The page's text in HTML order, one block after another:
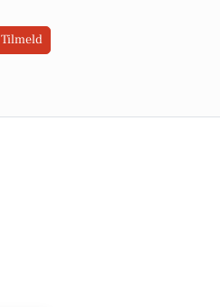
Tilmeld